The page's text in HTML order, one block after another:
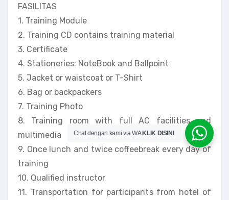
FASILITAS
1. Training Module
2. Training CD contains training material
3. Certificate
4. Stationeries: NoteBook and Ballpoint
5. Jacket or waistcoat or T-Shirt
6. Bag or backpackers
7. Training Photo
8. Training room with full AC facilities and
multimedia
9. Once lunch and twice coffeebreak every day of
training
10. Qualified instructor
11. Transportation for participants from hotel of
Chat dengan kami via WA KLIK DISINI